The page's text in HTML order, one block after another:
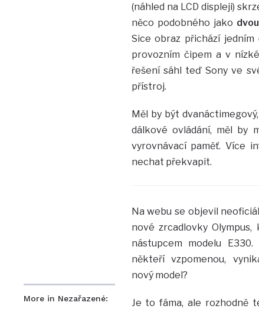
More in Nezařazené:
(náhled na LCD displeji)
něco podobného jako
Sice obraz přichází
provozním čipem a v
řešení sáhl teď Sony ve
přístroj.
Měl by být
dálkové ovládání, měl by
vyrovnávací paměť. Více
nechat překvapit.
Na webu se objevil
nové zrcadlovky
nástupcem modelu
někteří vzpomenou,
nový model?
Je to fáma, ale rozhodně